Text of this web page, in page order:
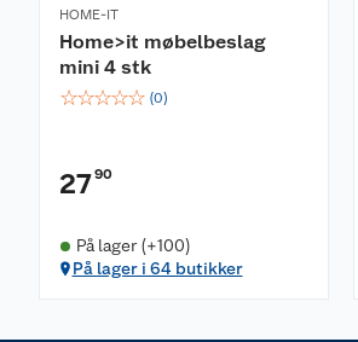
HOME-IT
Home>it møbelbeslag
mini 4 stk
☆☆☆☆☆ (0)
2790
På lager (+100)
På lager i 64 butikker